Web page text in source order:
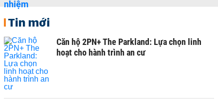
Tin mới
Căn hộ 2PN+ The Parkland: Lựa chọn linh
hoạt cho hành trình an cư